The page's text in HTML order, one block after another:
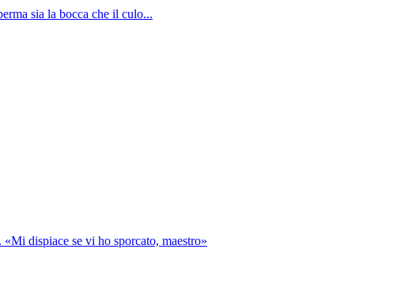
sia la bocca che il culo...
dispiace se vi ho sporcato, maestro»